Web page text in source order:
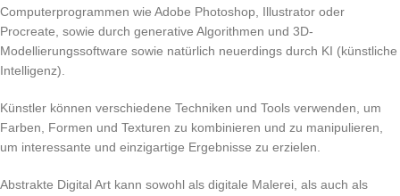
Computerprogrammen wie Adobe Photoshop, Illustrator oder
Procreate, sowie durch generative Algorithmen und 3D-
Modellierungssoftware sowie natürlich neuerdings durch KI (künstliche
Intelligenz).
Künstler können verschiedene Techniken und Tools verwenden, um
Farben, Formen und Texturen zu kombinieren und zu manipulieren,
um interessante und einzigartige Ergebnisse zu erzielen.
Abstrakte Digital Art kann sowohl als digitale Malerei, als auch als